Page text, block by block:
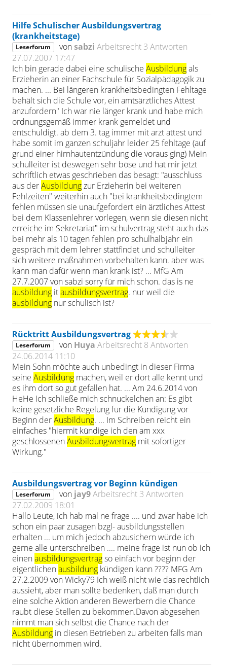
Hilfe Schulischer Ausbildungsvertrag
(krankheitstage)
Leserforum vonsabzi Arbeitsrecht 3 Antworten
27.07.2007 17:47
Ich bin gerade dabei eine schulischeAusbildungals
Erzieherin an einer Fachschule für Sozialpädagogik zu
machen. ... Bei längeren krankheitsbedingten Fehltage
behält sich die Schule vor, ein amtsärztliches Attest
anzufordern" Ich war nie länger krank und habe mich
ordnungsgemäß immer krank gemeldet und
entschuldigt. ab dem 3. tag immer mit arzt attest und
habe somit im ganzen schuljahr leider 25 fehltage (auf
grund einer hirnhautentzündung die voraus ging) Mein
schulleiter ist deswegen sehr böse und hat mir jetzt
schriftlich etwas geschrieben das besagt: "ausschluss
aus derAusbildungzur Erzieherin bei weiteren
Fehlzeiten" weiterhin auch "bei krankheitsbedingtem
fehlen müssen sie unaufgefordert ein ärztliches Attest
bei dem Klassenlehrer vorlegen, wenn sie diesen nicht
erreiche im Sekretariat" im schulvertrag steht auch das
bei mehr als 10 tagen fehlen pro schulhalbjahr ein
gespräch mit dem lehrer stattfindet und schulleiter
sich weitere maßnahmen vorbehalten kann. aber was
kann man dafür wenn man krank ist? ... MfG Am
27.7.2007 von sabzi sorry für mich schon. das is ne
ausbildung itausbildungsvertrag. nur weil die
ausbildung nur schulisch ist?
Rücktritt Ausbildungsvertrag
Leserforum von Huya Arbeitsrecht 8 Antworten
24.06.2014 11:10
Mein Sohn möchte auch unbedingt in dieser Firma
seineAusbildung machen, weil er dort alle kennt und
es ihm dort so gut gefallen hat. ... Am 24.6.2014 von
HeHe Ich schließe mich schnuckelchen an: Es gibt
keine gesetzliche Regelung für die Kündigung vor
Beginn derAusbildung. ... Im Schreiben reicht ein
einfaches "hiermit kündige ich den am xxx
geschlossenenAusbildungsvertrag mit sofortiger
Wirkung."
Ausbildungsvertrag vor Beginn kündigen
Leserforum von jay9Arbeitsrecht 3 Antworten
27.02.2009 18:01
Hallo Leute, ich hab mal ne frage .... und zwar habe ich
schon ein paar zusagen bzgl- ausbildungsstellen
erhalten ... um mich jedoch abzusichern würde ich
gerne alle unterschreiben .... meine frage ist nun ob ich
einenausbildungsvertragso einfach vor beginn der
eigentlichenausbildung kündigen kann ???? MFG Am
27.2.2009 von Wicky79 Ich weiß nicht wie das rechtlich
aussieht, aber man sollte bedenken, daß man durch
eine solche Aktion anderen Bewerbern die Chance
raubt diese Stellen zu bekommen.Davon abgesehen
nimmt man sich selbst die Chance nach der
Ausbildung in diesen Betrieben zu arbeiten falls man
nicht übernommen wird.